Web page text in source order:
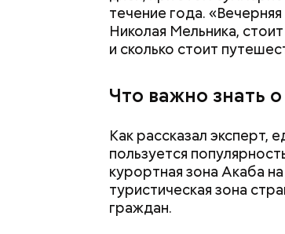
течение года.
Николая Мельника,
и сколько стоит
Что важно знать
Как рассказал эксперт,
пользуется
курортная зона Акаба
туристическая зона
граждан.